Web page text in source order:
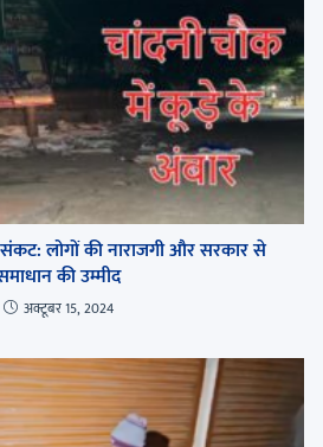
लोगों की नाराजगी और सरकार से
की उम्मीद
अक्टूबर 15, 2024